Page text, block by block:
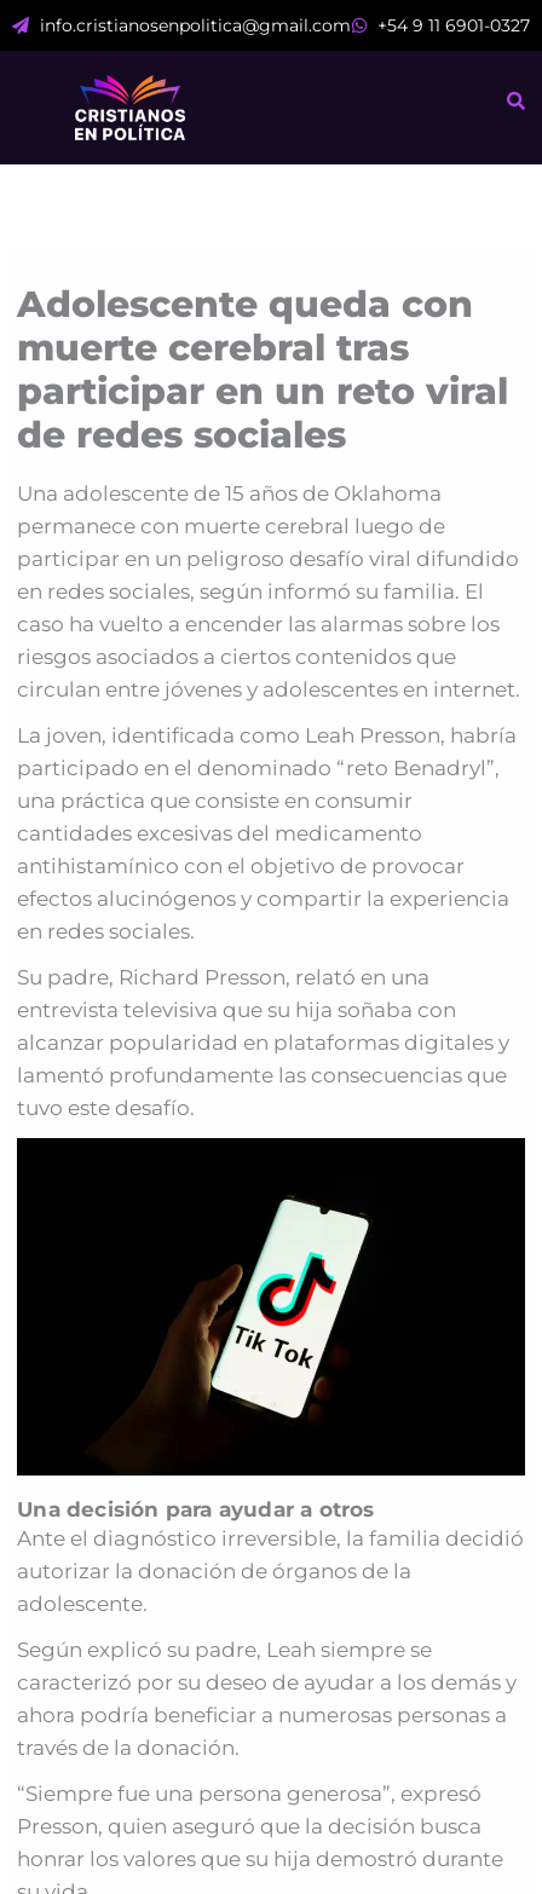
al
info.cristianosenpolitica@gmail.com +54 9 11 6901-0327
Adolescente queda con
muerte cerebral tras
participar en un reto viral
de redes sociales
Una adolescente de 15 años de Oklahoma
permanece con muerte cerebral luego de
participar en un peligroso desafío viral difundido
en redes sociales, según informó su familia. El
caso ha vuelto a encender las alarmas sobre los
riesgos asociados a ciertos contenidos que
circulan entre jóvenes y adolescentes en internet.
La joven, identificada como Leah Presson, habría
participado en el denominado “reto Benadryl”,
una práctica que consiste en consumir
cantidades excesivas del medicamento
antihistamínico con el objetivo de provocar
efectos alucinógenos y compartir la experiencia
en redes sociales.
Su padre, Richard Presson, relató en una
entrevista televisiva que su hija soñaba con
alcanzar popularidad en plataformas digitales y
lamentó profundamente las consecuencias que
tuvo este desafío.
Una decisión para ayudar a otros
Ante el diagnóstico irreversible, la familia decidió
autorizar la donación de órganos de la
adolescente.
Según explicó su padre, Leah siempre se
caracterizó por su deseo de ayudar a los demás y
ahora podría beneficiar a numerosas personas a
través de la donación.
“Siempre fue una persona generosa”, expresó
Presson, quien aseguró que la decisión busca
honrar los valores que su hija demostró durante